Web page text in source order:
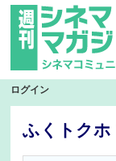
ログイン
ふくトクホ